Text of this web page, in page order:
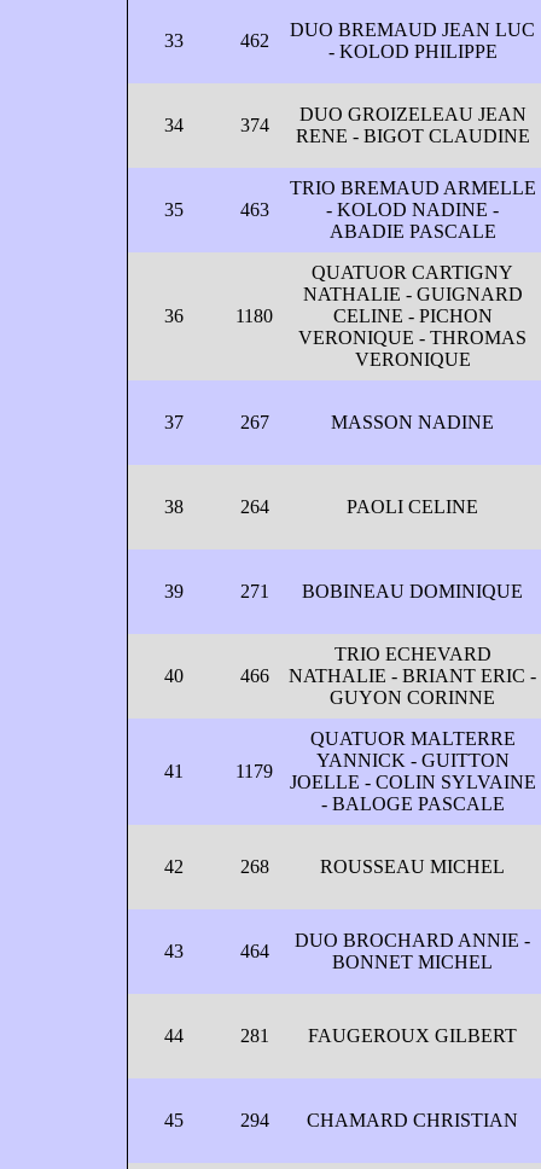
33 462
DUO BREMAUD JEAN LUC
- KOLOD PHILIPPE
34 374
DUO GROIZELEAU JEAN
RENE - BIGOT CLAUDINE
35 463
TRIO BREMAUD ARMELLE
- KOLOD NADINE -
ABADIE PASCALE
36 1180
QUATUOR CARTIGNY
NATHALIE - GUIGNARD
CELINE - PICHON
VERONIQUE - THROMAS
VERONIQUE
37 267 MASSON NADINE
38 264 PAOLI CELINE
39 271 BOBINEAU DOMINIQUE
40 466
TRIO ECHEVARD
NATHALIE - BRIANT ERIC -
GUYON CORINNE
41 1179
QUATUOR MALTERRE
YANNICK - GUITTON
JOELLE - COLIN SYLVAINE
- BALOGE PASCALE
42 268 ROUSSEAU MICHEL
43 464
DUO BROCHARD ANNIE -
BONNET MICHEL
44 281 FAUGEROUX GILBERT
45 294 CHAMARD CHRISTIAN